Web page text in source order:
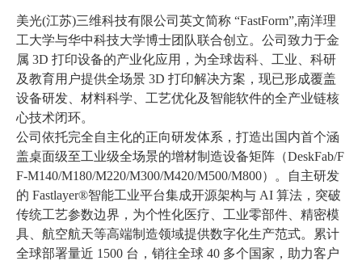
美光(江苏)三维科技有限公司英文简称 “FastForm”,南洋理
工大学与华中科技大学博士团队联合创立。公司致力于金
属 3D 打印设备的产业化应用，为全球齿科、工业、科研
及教育用户提供全场景 3D 打印解决方案，现已形成覆盖
设备研发、材料科学、工艺优化及智能软件的全产业链核
心技术闭环。
公司依托完全自主化的正向研发体系，打造出国内首个涵
盖桌面级至工业级全场景的增材制造设备矩阵（DeskFab/F
F-M140/M180/M220/M300/M420/M500/M800）。自主研发
的 Fastlayer®智能工业平台集成开源架构与 AI 算法，突破
传统工艺参数边界，为个性化医疗、工业零部件、精密模
具、航空航天等高端制造领域提供数字化生产范式。累计
全球部署量近 1500 台，销往全球 40 多个国家，助力客户